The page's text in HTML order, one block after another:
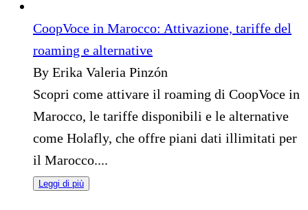
CoopVoce in Marocco: Attivazione, tariffe del
roaming e alternative
By Erika Valeria Pinzón
Scopri come attivare il roaming di CoopVoce in
Marocco, le tariffe disponibili e le alternative
come Holafly, che offre piani dati illimitati per
il Marocco....
Leggi di più